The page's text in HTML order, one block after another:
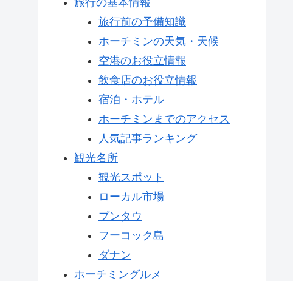
旅行前の予備知識
ホーチミンの天気・天候
空港のお役立情報
飲食店のお役立情報
宿泊・ホテル
ホーチミンまでのアクセス
人気記事ランキング
観光名所
観光スポット
ローカル市場
ブンタウ
フーコック島
ダナン
ホーチミングルメ